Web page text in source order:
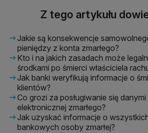
Z tego artykułu
Jakie są konsekwencje
pieniędzy z konta zmarłego?
Kto i na jakich zasadach może
środkami po śmierci właściciela
Jak banki weryfikują informacje o
klientów?
Co grozi za posługiwanie się
elektronicznej zmarłego?
Jak uzyskać informacje o
bankowych osoby zmarłej?